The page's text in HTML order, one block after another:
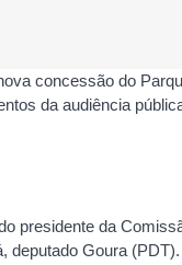
concessão do
da audiência
presidente da
deputado Goura (PDT).